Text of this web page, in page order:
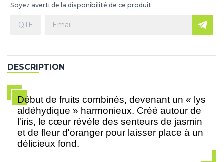
Soyez averti de la disponibilité de ce produit
DESCRIPTION
Début de fruits combinés, devenant un « lys
aldéhydique » harmonieux. Créé autour de
l'iris, le cœur révèle des senteurs de jasmin
et de fleur d'oranger pour laisser place à un
délicieux fond.